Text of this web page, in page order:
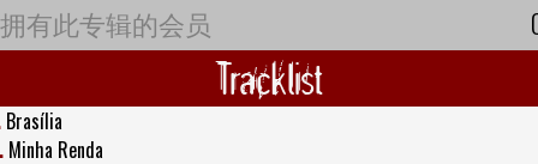
拥有此专辑的会员
Tracklist
Brasília
Minha Renda